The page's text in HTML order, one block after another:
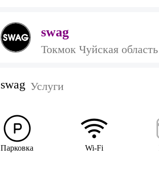
swag
Токмок Чуйская область
swag Услуги
Парковка Wi-Fi